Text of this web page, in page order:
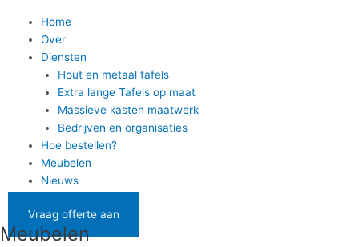
Home
Over
Diensten
Hout en metaal tafels
Extra lange Tafels op maat
Massieve kasten maatwerk
Bedrijven en organisaties
Hoe bestellen?
Meubelen
Nieuws
Vraag offerte aan
Meubelen